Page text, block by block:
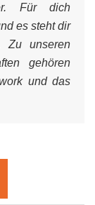
Für dich
es steht dir
Zu unseren
gehören
und das